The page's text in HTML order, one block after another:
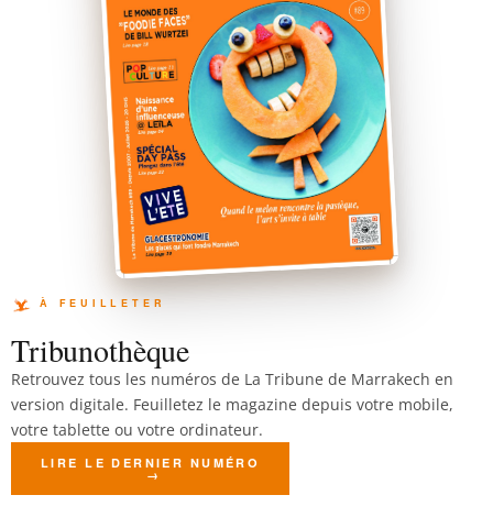
Tribunothèque
Retrouvez tous les numéros de La Tribune de Marrakech en
version digitale. Feuilletez le magazine depuis votre mobile,
votre tablette ou votre ordinateur.
LIRE LE DERNIER NUMÉRO